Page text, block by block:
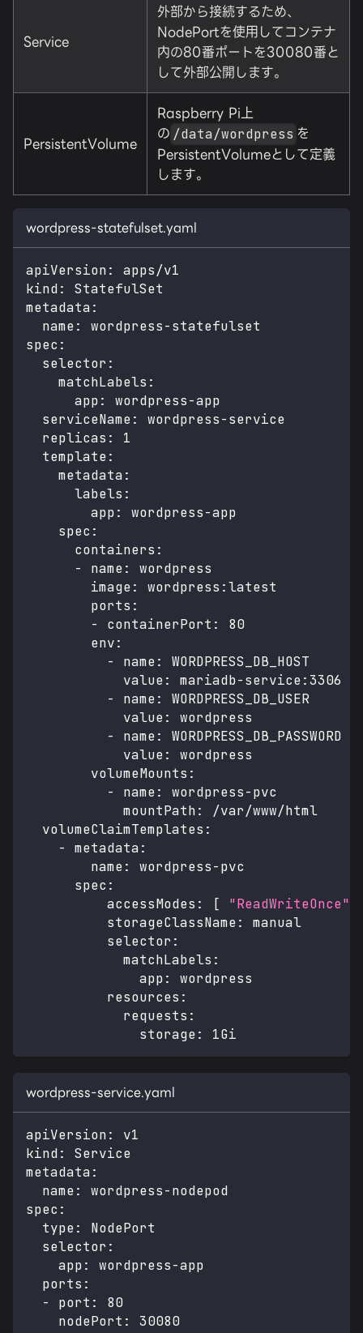
Service
外部から接続するため、
NodePortを使用してコンテナ
内の80番ポートを30080番と
して外部公開します。
PersistentVolume
Raspberry Pi上
の /data/wordpress を
PersistentVolumeとして定義
します。
wordpress-statefulset.yaml
apiVersion:
apps/v1
kind:
StatefulSet
metadata:
name: wordpress-statefulset
spec :
selector :
matchLabels :
app: wordpress-app
serviceName: wordpress-service
replicas :
1
template:
metadata:
labels :
app: wordpress-app
spec :
containers :
-
name:
wordpress
image: wordpress :latest
ports :
-
containerPort :
80
env:
-
name:
WORDPRESS_DB_HOST
value: mariadb-service:3306
-
name:
WORDPRESS_DB_USER
value:
wordpress
-
name:
WORDPRESS_DB_PASSWORD
value:
wordpress
volumeMounts :
-
name: wordpress-pvc
mountPath:
/var/www/html
volumeClaimTemplates :
-
metadata:
name: wordpress-pvc
spec :
accessModes : [ "ReadWriteOnce"
storageClassName:
manual
selector :
matchLabels :
app:
wordpress
resources :
requests :
storage: 1Gi
wordpress-service.yaml
apiVersion:
v1
kind:
Service
metadata:
name: wordpress-nodepod
spec :
type:
NodePort
selector :
app: wordpress-app
ports :
-
port :
80
nodePort : 30080